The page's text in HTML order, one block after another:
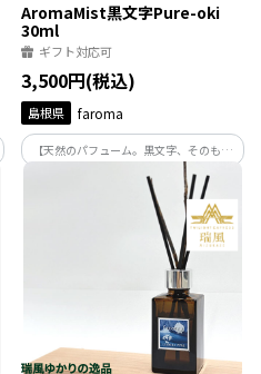
AromaMist黒文字Pure-oki
30ml
ギフト対応可
3,500円(税込)
島根県 faroma
【天然のパフューム。黒文字、そのもの